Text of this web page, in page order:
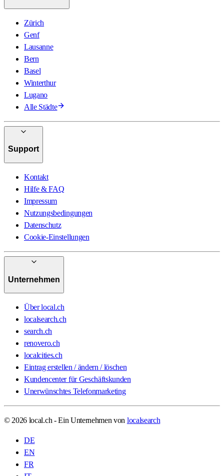
Zürich
Genf
Lausanne
Bern
Basel
Winterthur
Lugano
Alle Städte
Support
Kontakt
Hilfe & FAQ
Impressum
Nutzungsbedingungen
Datenschutz
Cookie-Einstellungen
Unternehmen
Über local.ch
localsearch.ch
search.ch
renovero.ch
localcities.ch
Eintrag erstellen / ändern / löschen
Kundencenter für Geschäftskunden
Unerwünschtes Telefonmarketing
© 2026 local.ch - Ein Unternehmen von localsearch
DE
EN
FR